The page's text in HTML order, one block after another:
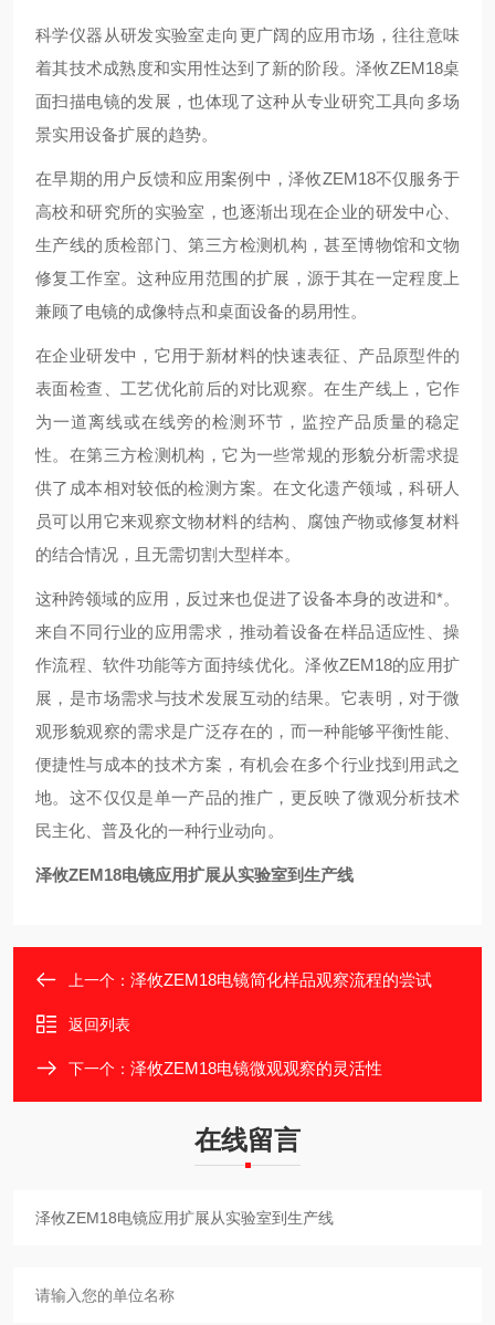
科学仪器从研发实验室走向更广阔的应用市场，往往意味
着其技术成熟度和实用性达到了新的阶段。泽攸ZEM18桌
面扫描电镜的发展，也体现了这种从专业研究工具向多场
景实用设备扩展的趋势。
在早期的用户反馈和应用案例中，泽攸ZEM18不仅服务于
高校和研究所的实验室，也逐渐出现在企业的研发中心、
生产线的质检部门、第三方检测机构，甚至博物馆和文物
修复工作室。这种应用范围的扩展，源于其在一定程度上
兼顾了电镜的成像特点和桌面设备的易用性。
在企业研发中，它用于新材料的快速表征、产品原型件的
表面检查、工艺优化前后的对比观察。在生产线上，它作
为一道离线或在线旁的检测环节，监控产品质量的稳定
性。在第三方检测机构，它为一些常规的形貌分析需求提
供了成本相对较低的检测方案。在文化遗产领域，科研人
员可以用它来观察文物材料的结构、腐蚀产物或修复材料
的结合情况，且无需切割大型样本。
这种跨领域的应用，反过来也促进了设备本身的改进和*。
来自不同行业的应用需求，推动着设备在样品适应性、操
作流程、软件功能等方面持续优化。泽攸ZEM18的应用扩
展，是市场需求与技术发展互动的结果。它表明，对于微
观形貌观察的需求是广泛存在的，而一种能够平衡性能、
便捷性与成本的技术方案，有机会在多个行业找到用武之
地。这不仅仅是单一产品的推广，更反映了微观分析技术
民主化、普及化的一种行业动向。
泽攸ZEM18电镜应用扩展从实验室到生产线
上一个： 泽攸ZEM18电镜简化样品观察流程的尝试
返回列表
下一个： 泽攸ZEM18电镜微观观察的灵活性
在线留言